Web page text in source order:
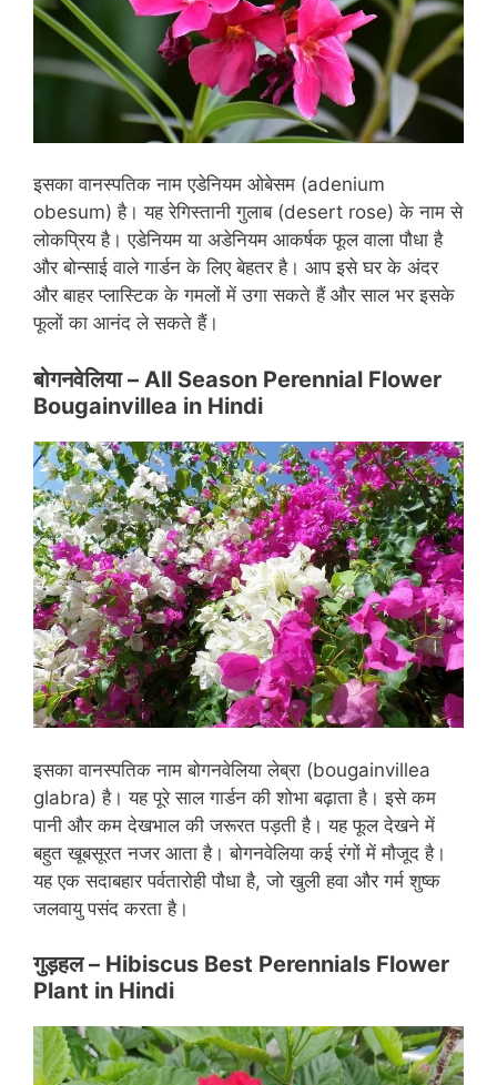
इसका वानस्पतिक नाम एडेनियम ओबेसम (adenium
obesum) है। यह रेगिस्तानी गुलाब (desert rose) के नाम से
लोकप्रिय है। एडेनियम या अडेनियम आकर्षक फूल वाला पौधा है
और बोन्साई वाले गार्डन के लिए बेहतर है। आप इसे घर के अंदर
और बाहर प्लास्टिक के गमलों में उगा सकते हैं और साल भर इसके
फूलों का आनंद ले सकते हैं।
बोगनवेलिया– All Season Perennial Flower
Bougainvillea in Hindi
इसका वानस्पतिक नाम बोगनवेलिया लेब्रा (bougainvillea
glabra) है। यह पूरे साल गार्डन की शोभा बढ़ाता है। इसे कम
पानी और कम देखभाल की जरूरत पड़ती है। यह फूल देखने में
बहुत खूबसूरत नजर आता है। बोगनवेलिया कई रंगों में मौजूद है।
यह एक सदाबहार पर्वतारोही पौधा है, जो खुली हवा और गर्म शुष्क
जलवायु पसंद करता है।
गुड़हल– Hibiscus Best Perennials Flower
Plant in Hindi